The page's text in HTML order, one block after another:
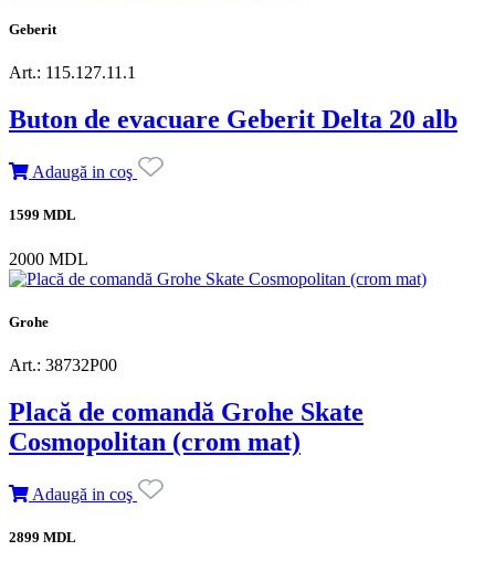
Geberit
Art.: 115.127.11.1
Buton de evacuare Geberit Delta 20 alb
Adaugă in coş
1599 MDL
2000 MDL
Grohe
Art.: 38732P00
Placă de comandă Grohe Skate
Cosmopolitan (crom mat)
Adaugă in coş
2899 MDL